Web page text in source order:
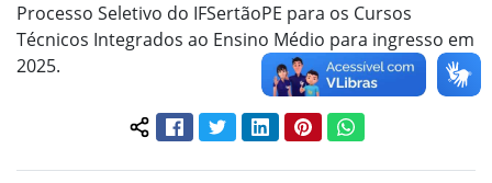
Processo Seletivo do IFSertãoPE para os Cursos
Técnicos Integrados ao Ensino Médio para ingresso em
2025.
Compartilhar conteúdo:
FacebookTwitterLinkedInPinterestWhatsApp